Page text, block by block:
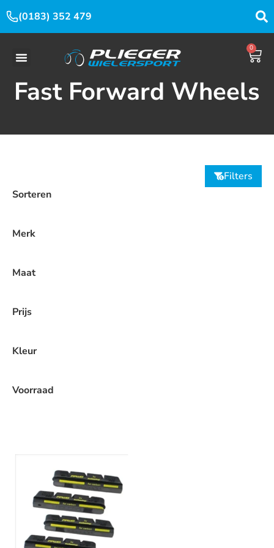
(0183) 352 479
0
Fast Forward Wheels
Filters
Sorteren
Merk
Maat
Prijs
Kleur
Voorraad